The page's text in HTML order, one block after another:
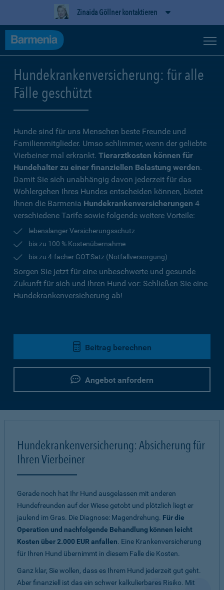
Zinaida Göllner kontaktieren
Hundekrankenversicherung: für alle
Fälle geschützt
Hunde sind für uns Menschen beste Freunde und
Familienmitglieder. Umso schlimmer, wenn der geliebte
Vierbeiner mal erkrankt. Tierarztkosten können für
Hundehalter zu einer finanziellen Belastung werden.
Damit Sie sich unabhängig davon jederzeit für das
Wohlergehen Ihres Hundes entscheiden können, bietet
Ihnen die Barmenia Hundekrankenversicherungen 4
verschiedene Tarife sowie folgende weitere Vorteile:
lebenslanger Versicherungsschutz
bis zu 100 % Kostenübernahme
bis zu 4-facher GOT-Satz (Notfallversorgung)
Sorgen Sie jetzt für eine unbeschwerte und gesunde
Zukunft für sich und Ihren Hund vor: Schließen Sie eine
Hundekrankenversicherung ab!
Beitrag berechnen
Angebot anfordern
Hundekrankenversicherung: Absicherung für
Ihren Vierbeiner
Gerade noch hat Ihr Hund ausgelassen mit anderen
Hundefreunden auf der Wiese getobt und plötzlich liegt er
jaulend im Gras. Die Diagnose: Magendrehung. Für die
Operation und nachfolgende Behandlung können leicht
Kosten über 2.000 EUR anfallen. Eine Krankenversicherung
für Ihren Hund übernimmt in diesem Falle die Kosten.
Ganz klar, Sie wollen, dass es Ihrem Hund jederzeit gut geht.
Aber finanziell ist das ein schwer kalkulierbares Risiko. Mit